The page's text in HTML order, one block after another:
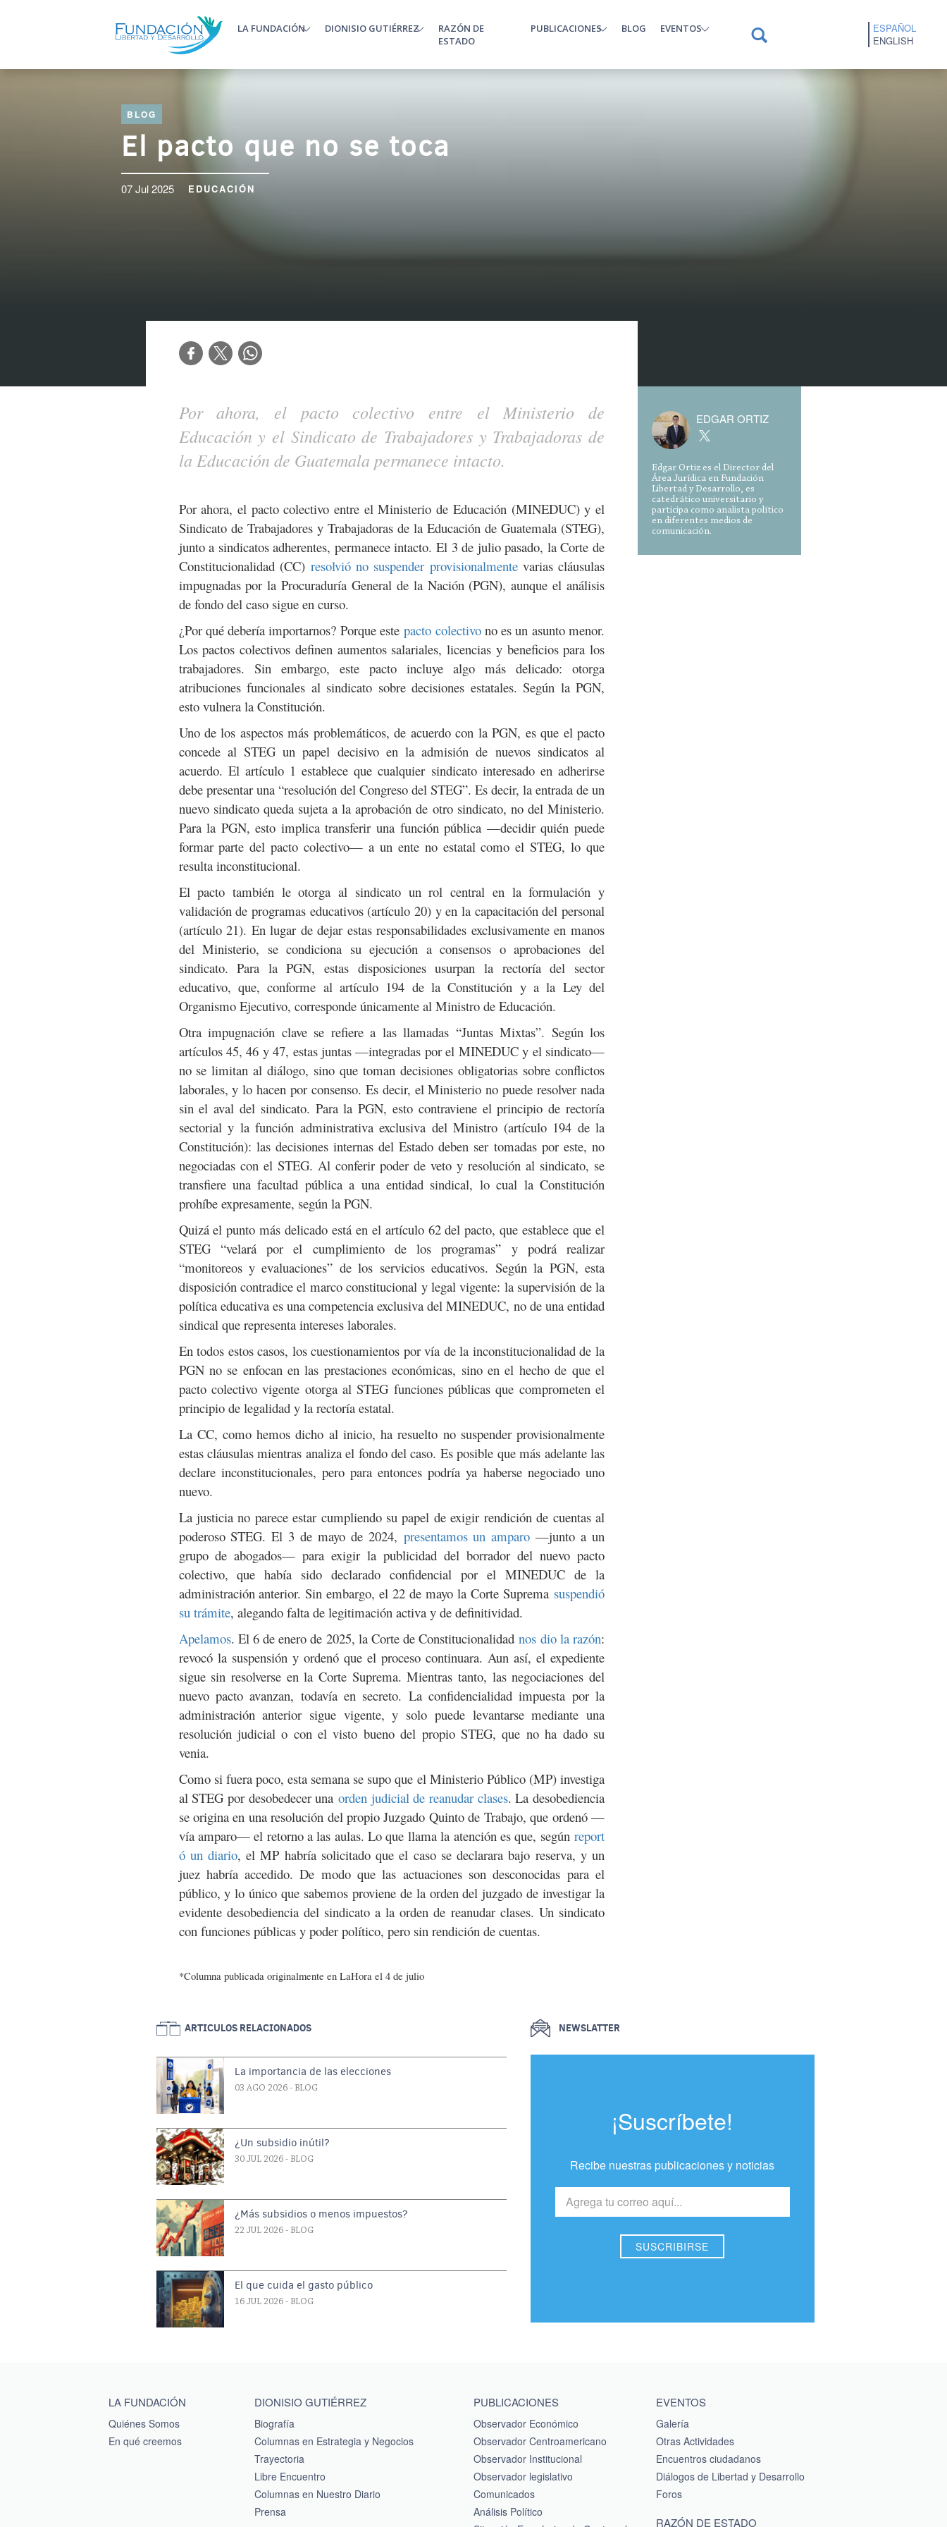
LA FUNDACIÓN DIONISIO GUTIÉRREZ
RAZÓN DE
ESTADO
PUBLICACIONES BLOG EVENTOS
ESPAÑOL
ENGLISH
BLOG
El pacto que no se toca
07 Jul 2025 EDUCACIÓN
Por ahora, el pacto colectivo entre el Ministerio de
Educación y el Sindicato de Trabajadores y Trabajadoras de
la Educación de Guatemala permanece intacto.
Por ahora, el pacto colectivo entre el Ministerio de Educación (MINEDUC) y el
Sindicato de Trabajadores y Trabajadoras de la Educación de Guatemala (STEG),
junto a sindicatos adherentes, permanece intacto. El 3 de julio pasado, la Corte de
Constitucionalidad (CC) resolvió no suspender provisionalmentevarias cláusulas
impugnadas por la Procuraduría General de la Nación (PGN), aunque el análisis
de fondo del caso sigue en curso.
¿Por qué debería importarnos? Porque estepacto colectivono es un asunto menor.
Los pactos colectivos definen aumentos salariales, licencias y beneficios para los
trabajadores. Sin embargo, este pacto incluye algo más delicado: otorga
atribuciones funcionales al sindicato sobre decisiones estatales. Según la PGN,
esto vulnera la Constitución.
Uno de los aspectos más problemáticos, de acuerdo con la PGN, es que el pacto
concede al STEG un papel decisivo en la admisión de nuevos sindicatos al
acuerdo. El artículo 1 establece que cualquier sindicato interesado en adherirse
debe presentar una “resolución del Congreso del STEG”. Es decir, la entrada de un
nuevo sindicato queda sujeta a la aprobación de otro sindicato, no del Ministerio.
Para la PGN, esto implica transferir una función pública —decidir quién puede
formar parte del pacto colectivo— a un ente no estatal como el STEG, lo que
resulta inconstitucional.
El pacto también le otorga al sindicato un rol central en la formulación y
validación de programas educativos (artículo 20) y en la capacitación del personal
(artículo 21). En lugar de dejar estas responsabilidades exclusivamente en manos
del Ministerio, se condiciona su ejecución a consensos o aprobaciones del
sindicato. Para la PGN, estas disposiciones usurpan la rectoría del sector
educativo, que, conforme al artículo 194 de la Constitución y a la Ley del
Organismo Ejecutivo, corresponde únicamente al Ministro de Educación.
Otra impugnación clave se refiere a las llamadas “Juntas Mixtas”. Según los
artículos 45, 46 y 47, estas juntas —integradas por el MINEDUC y el sindicato—
no se limitan al diálogo, sino que toman decisiones obligatorias sobre conflictos
laborales, y lo hacen por consenso. Es decir, el Ministerio no puede resolver nada
sin el aval del sindicato. Para la PGN, esto contraviene el principio de rectoría
sectorial y la función administrativa exclusiva del Ministro (artículo 194 de la
Constitución): las decisiones internas del Estado deben ser tomadas por este, no
negociadas con el STEG. Al conferir poder de veto y resolución al sindicato, se
transfiere una facultad pública a una entidad sindical, lo cual la Constitución
prohíbe expresamente, según la PGN.
Quizá el punto más delicado está en el artículo 62 del pacto, que establece que el
STEG “velará por el cumplimiento de los programas” y podrá realizar
“monitoreos y evaluaciones” de los servicios educativos. Según la PGN, esta
disposición contradice el marco constitucional y legal vigente: la supervisión de la
política educativa es una competencia exclusiva del MINEDUC, no de una entidad
sindical que representa intereses laborales.
En todos estos casos, los cuestionamientos por vía de la inconstitucionalidad de la
PGN no se enfocan en las prestaciones económicas, sino en el hecho de que el
pacto colectivo vigente otorga al STEG funciones públicas que comprometen el
principio de legalidad y la rectoría estatal.
La CC, como hemos dicho al inicio, ha resuelto no suspender provisionalmente
estas cláusulas mientras analiza el fondo del caso. Es posible que más adelante las
declare inconstitucionales, pero para entonces podría ya haberse negociado uno
nuevo.
La justicia no parece estar cumpliendo su papel de exigir rendición de cuentas al
poderoso STEG. El 3 de mayo de 2024, presentamos un amparo —junto a un
grupo de abogados— para exigir la publicidad del borrador del nuevo pacto
colectivo, que había sido declarado confidencial por el MINEDUC de la
administración anterior. Sin embargo, el 22 de mayo la Corte Suprema suspendió
su trámite, alegando falta de legitimación activa y de definitividad.
Apelamos. El 6 de enero de 2025, la Corte de Constitucionalidadnos dio la razón:
revocó la suspensión y ordenó que el proceso continuara. Aun así, el expediente
sigue sin resolverse en la Corte Suprema. Mientras tanto, las negociaciones del
nuevo pacto avanzan, todavía en secreto. La confidencialidad impuesta por la
administración anterior sigue vigente, y solo puede levantarse mediante una
resolución judicial o con el visto bueno del propio STEG, que no ha dado su
venia.
Como si fuera poco, esta semana se supo que el Ministerio Público (MP) investiga
al STEG por desobedecer una orden judicial de reanudar clases. La desobediencia
se origina en una resolución del propio Juzgado Quinto de Trabajo, que ordenó —
vía amparo— el retorno a las aulas. Lo que llama la atención es que, según report
ó un diario, el MP habría solicitado que el caso se declarara bajo reserva, y un
juez habría accedido. De modo que las actuaciones son desconocidas para el
público, y lo único que sabemos proviene de la orden del juzgado de investigar la
evidente desobediencia del sindicato a la orden de reanudar clases. Un sindicato
con funciones públicas y poder político, pero sin rendición de cuentas.
*Columna publicada originalmente en LaHora el 4 de julio
EDGAR ORTIZ
Edgar Ortiz es el Director del
Área Jurídica en Fundación
Libertad y Desarrollo, es
catedrático universitario y
participa como analista político
en diferentes medios de
comunicación.
ARTICULOS RELACIONADOS
La importancia de las elecciones
03 AGO 2026 - BLOG
¿Un subsidio inútil?
30 JUL 2026 - BLOG
¿Más subsidios o menos impuestos?
22 JUL 2026 - BLOG
El que cuida el gasto público
16 JUL 2026 - BLOG
NEWSLATTER
¡Suscríbete!
Recibe nuestras publicaciones y noticias
Main menu footer
LA FUNDACIÓN
Quiénes Somos
En qué creemos
DIONISIO GUTIÉRREZ
Biografía
Columnas en Estrategia y Negocios
Trayectoria
Libre Encuentro
Columnas en Nuestro Diario
Prensa
PUBLICACIONES
Observador Económico
Observador Centroamericano
Observador Institucional
Observador legislativo
Comunicados
Análisis Político
EVENTOS
Galería
Otras Actividades
Encuentros ciudadanos
Diálogos de Libertad y Desarrollo
Foros
RAZÓN DE ESTADO